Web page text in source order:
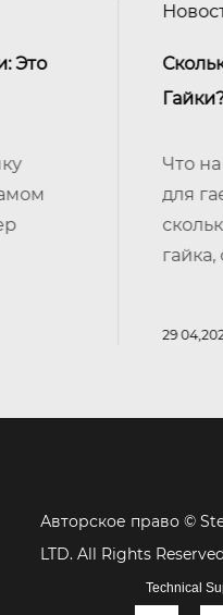
Новости
Сколько
Гайки?
Что на самом
для гаек-
сколько
гайка, ответ
29 04,2026
Авторское право ©
LTD. All Rights
Technical